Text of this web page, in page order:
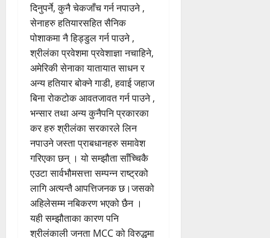
दिनुपर्ने, कुनै चेकजाँच गर्न नपाउने ,
सेनाहरु हतियारसहित सैनिक
पोशाकमा नै हिड्डुल गर्न पाउने ,
श्रीलंका प्रवेशमा प्रवेशाज्ञा नचाहिने,
अमेरिकी सेनाका यातायात साधन र
अन्य हतियार बोक्ने गाडी, हवाई जहाज
बिना रोकटोक आवतजावत गर्न पाउने ,
भन्सार तथा अन्य कुनैपनि प्रकारका
कर हरु श्रीलंका सरकारले लिन
नपाउने जस्ता प्राबधानहरु समावेश
गरिएका छन् । यो सम्झौता साँच्चिकै
एउटा सार्वभौमसत्ता सम्पन्न राष्ट्रको
लागि अत्यन्तै आपत्तिजनक छ।जसको
अहिलेसम्म नबिकरण भएको छैन ।
यही सम्झौताका कारण पनि
श्रीलंकाली जनता MCC को विरुद्धमा